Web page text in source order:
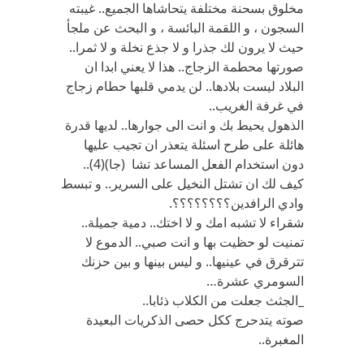
مخلوق بسحنة مختلفة يتحاشاها الجميع.. غيبته
السجون ، و اللقمة البائسة ، و البحث عن ملجأ
حيث لا يرون لك جذرا و لا جذع نخلة و لا ثمرا..
صورتها محطمة الزجاج.. هذا لا يعني ابدا ان
البلاد ليست بلادها.. لن يدمي قلبها حطام زجاج
في غرفة الغريب..
الذهول يحيط بك و انت الى جوارها.. لديها قدرة
هائلة على طرح اسئلة يتعذر ان تجيب عليها
دون استخدام الفعل المساعد تشا (جا)(4)..
كيف لك ان تشتل النخيل على السرير.. و تبسط
وادي الرافدين؟؟؟؟؟؟؟؟.
شقراء لا تشبه امك و لا اختك.. دمية جميلة..
تمنيت لو حظيت بها و انت صبي.. الدموع لا
تترقرق في عينيها.. و ليس بينها و بين حزنك
السومري عشرة…
_الجثث جعلت من الكلاب ذئابا..
صوته يتدحرج ككل حصى الذكريات البعيدة
المغبرة..